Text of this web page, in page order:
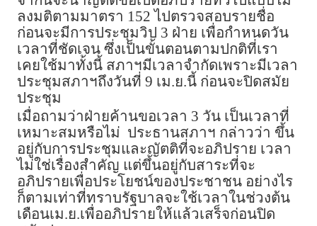
ลงมติตามมาตรา 152 ไปตรวจสอบรายชื่อ
ก่อนจะมีการประชุมวิป 3 ฝ่าย เพื่อกำหนดวัน
เวลาที่ชัดเจน ซึ่งเป็นขั้นตอนตามปกติที่เรา
เคยใช้มาทั้งนี้ สภาฯมีเวลาจำกัดเพราะมีเวลา
ประชุมสภาฯถึงวันที่ 9 เม.ย.นี้ ก่อนจะปิดสมัย
ประชุม
เมื่อถามว่าฝ่ายค้านขอเวลา 3 วัน เป็นเวลาที่
เหมาะสมหรือไม่ ประธานสภาฯ กล่าวว่า ขึ้น
อยู่กับการประชุมและญัตติที่จะอภิปราย เวลา
ไม่ใช่เรื่องสำคัญ แต่ขึ้นอยู่กับสาระที่จะ
อภิปรายเพื่อประโยชน์ของประชาชน อย่างไร
ก็ตามเท่าที่ทราบรัฐบาลจะใช้เวลาในช่วงต้น
เดือนเม.ย.เพื่ออภิปรายให้แล้วเสร็จก่อนปิด